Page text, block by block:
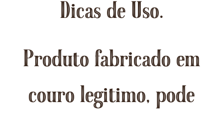
Dicas de Uso.
Produto fabricado em
couro legitimo, pode